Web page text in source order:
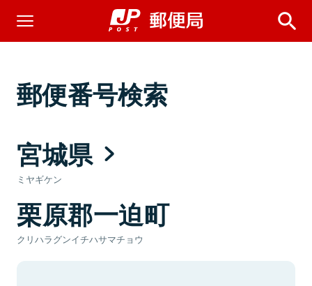
郵便番号検索
宮城県
ミヤギケン
栗原郡一迫町
クリハラグンイチハサマチョウ